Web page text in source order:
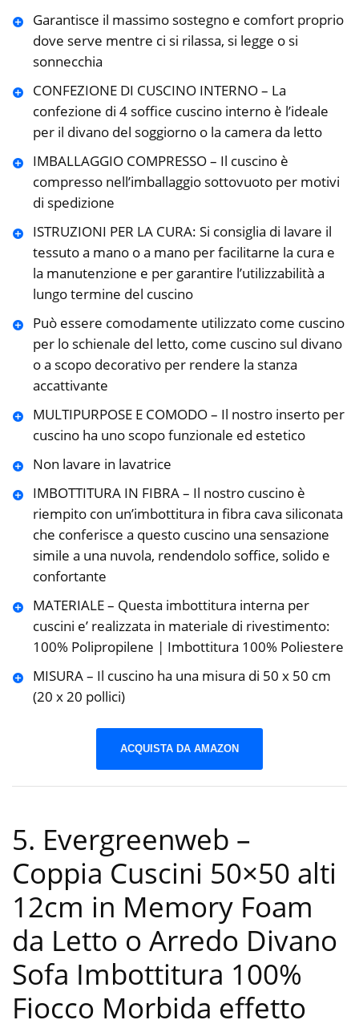
Garantisce il massimo sostegno e comfort proprio
dove serve mentre ci si rilassa, si legge o si
sonnecchia
CONFEZIONE DI CUSCINO INTERNO – La
confezione di 4 soffice cuscino interno è l’ideale
per il divano del soggiorno o la camera da letto
IMBALLAGGIO COMPRESSO – Il cuscino è
compresso nell’imballaggio sottovuoto per motivi
di spedizione
ISTRUZIONI PER LA CURA: Si consiglia di lavare il
tessuto a mano o a mano per facilitarne la cura e
la manutenzione e per garantire l’utilizzabilità a
lungo termine del cuscino
Può essere comodamente utilizzato come cuscino
per lo schienale del letto, come cuscino sul divano
o a scopo decorativo per rendere la stanza
accattivante
MULTIPURPOSE E COMODO – Il nostro inserto per
cuscino ha uno scopo funzionale ed estetico
Non lavare in lavatrice
IMBOTTITURA IN FIBRA – Il nostro cuscino è
riempito con un’imbottitura in fibra cava siliconata
che conferisce a questo cuscino una sensazione
simile a una nuvola, rendendolo soffice, solido e
confortante
MATERIALE – Questa imbottitura interna per
cuscini e’ realizzata in materiale di rivestimento:
100% Polipropilene | Imbottitura 100% Poliestere
MISURA – Il cuscino ha una misura di 50 x 50 cm
(20 x 20 pollici)
ACQUISTA DA AMAZON
5. Evergreenweb –
Coppia Cuscini 50×50 alti
12cm in Memory Foam
da Letto o Arredo Divano
Sofa Imbottitura 100%
Fiocco Morbida effetto